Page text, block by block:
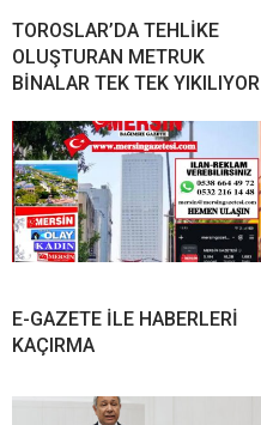
TOROSLAR’DA TEHLİKE
OLUŞTURAN METRUK
BİNALAR TEK TEK YIKILIYOR
E-GAZETE İLE HABERLERİ
KAÇIRMA